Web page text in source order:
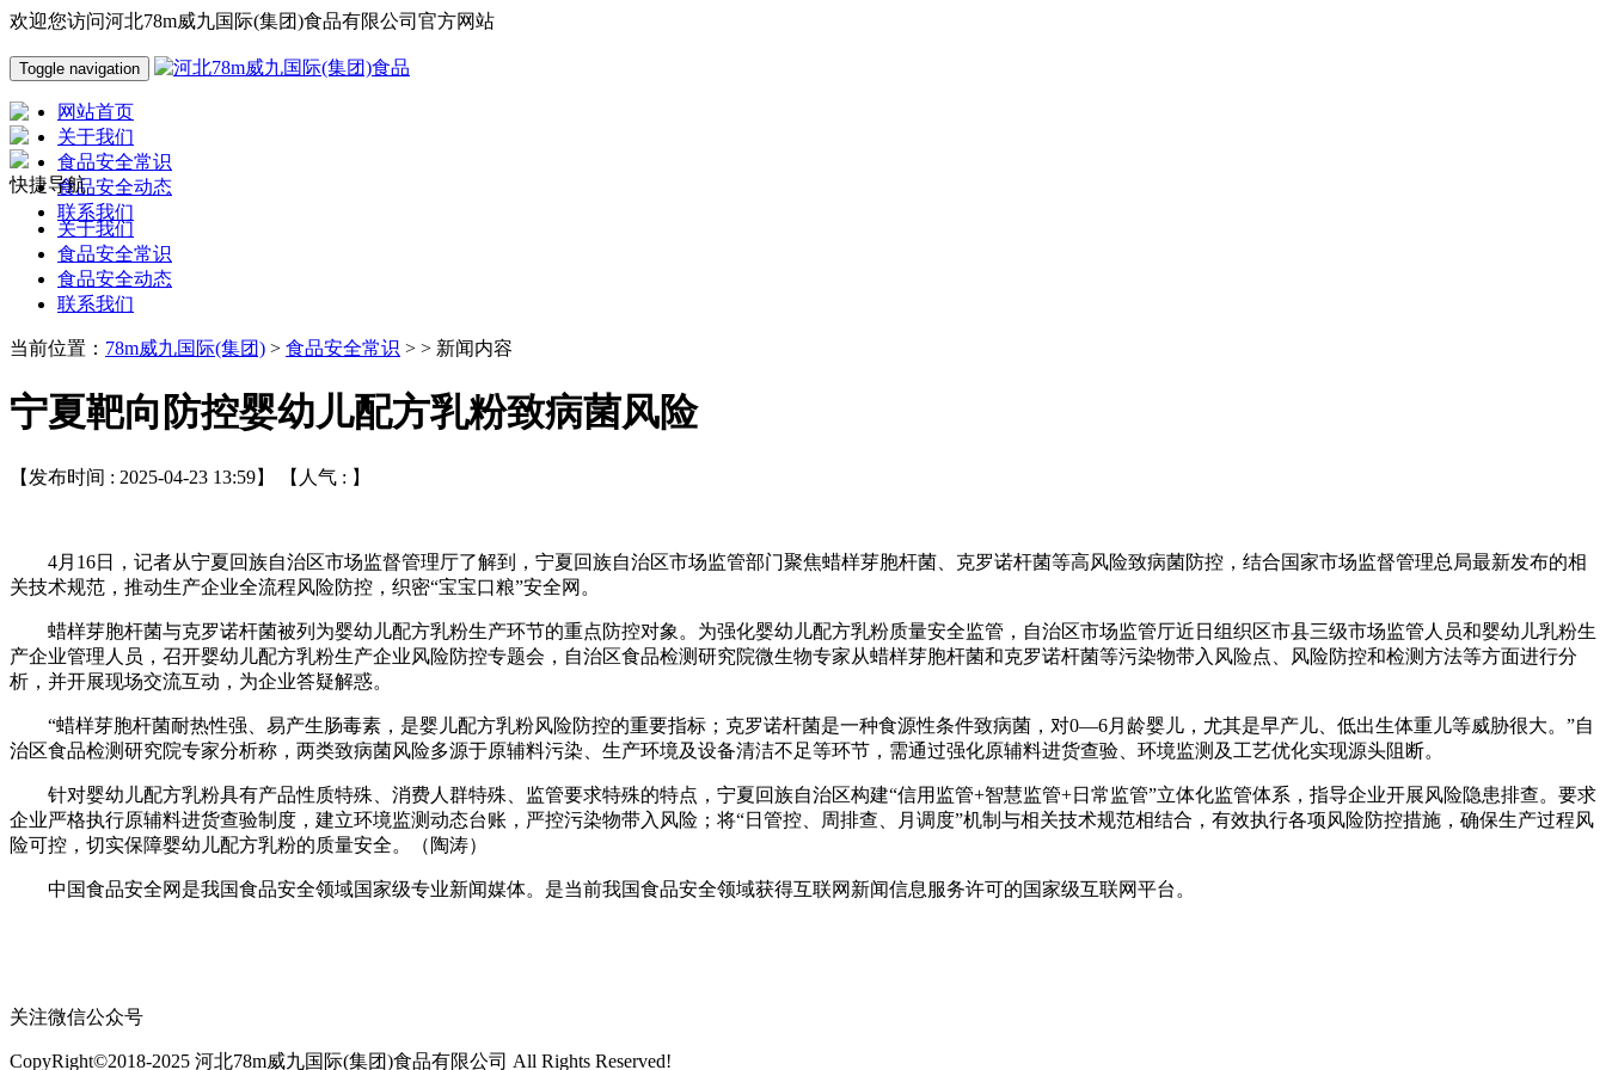
欢迎您访问河北78m威九国际(集团)食品有限公司官方网站
Toggle navigation
网站首页
关于我们
食品安全常识
食品安全动态
联系我们
快捷导航
关于我们
食品安全常识
食品安全动态
联系我们
当前位置： 78m威九国际(集团) > 食品安全常识 > > 新闻内容
宁夏靶向防控婴幼儿配方乳粉致病菌风险
【发布时间 : 2025-04-23 13:59】 【人气 : 】
4月16日，记者从宁夏回族自治区市场监督管理厅了解到，宁夏回族自治区市场监管部门聚焦蜡样芽胞杆菌、克罗诺杆菌等高风险致病菌防控，结合国家市场监督管理总局最新发布的相
关技术规范，推动生产企业全流程风险防控，织密“宝宝口粮”安全网。
蜡样芽胞杆菌与克罗诺杆菌被列为婴幼儿配方乳粉生产环节的重点防控对象。为强化婴幼儿配方乳粉质量安全监管，自治区市场监管厅近日组织区市县三级市场监管人员和婴幼儿乳粉生
产企业管理人员，召开婴幼儿配方乳粉生产企业风险防控专题会，自治区食品检测研究院微生物专家从蜡样芽胞杆菌和克罗诺杆菌等污染物带入风险点、风险防控和检测方法等方面进行分
析，并开展现场交流互动，为企业答疑解惑。
“蜡样芽胞杆菌耐热性强、易产生肠毒素，是婴儿配方乳粉风险防控的重要指标；克罗诺杆菌是一种食源性条件致病菌，对0—6月龄婴儿，尤其是早产儿、低出生体重儿等威胁很大。”自
治区食品检测研究院专家分析称，两类致病菌风险多源于原辅料污染、生产环境及设备清洁不足等环节，需通过强化原辅料进货查验、环境监测及工艺优化实现源头阻断。
针对婴幼儿配方乳粉具有产品性质特殊、消费人群特殊、监管要求特殊的特点，宁夏回族自治区构建“信用监管+智慧监管+日常监管”立体化监管体系，指导企业开展风险隐患排查。要求
企业严格执行原辅料进货查验制度，建立环境监测动态台账，严控污染物带入风险；将“日管控、周排查、月调度”机制与相关技术规范相结合，有效执行各项风险防控措施，确保生产过程风
险可控，切实保障婴幼儿配方乳粉的质量安全。（陶涛）
中国食品安全网是我国食品安全领域国家级专业新闻媒体。是当前我国食品安全领域获得互联网新闻信息服务许可的国家级互联网平台。
关注微信公众号
CopyRight©2018-2025 河北78m威九国际(集团)食品有限公司 All Rights Reserved!